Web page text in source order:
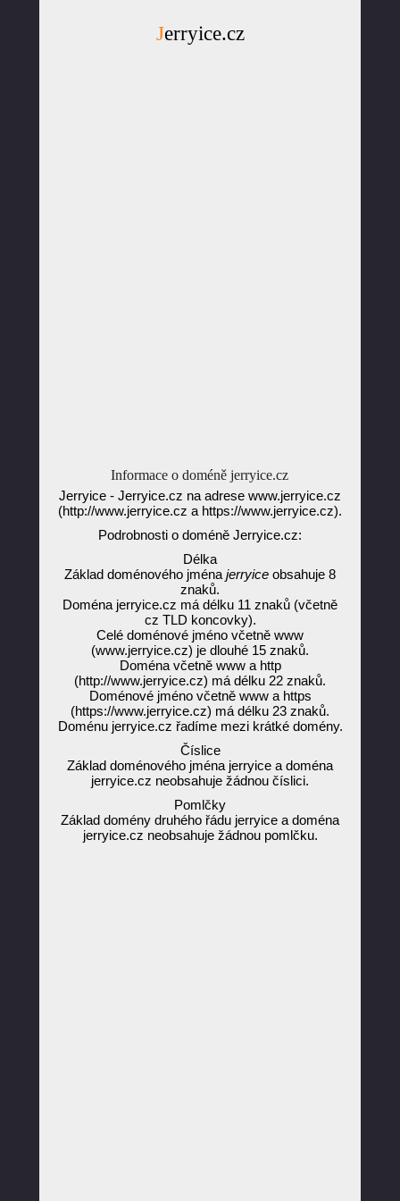
Jerryice.cz
Informace o doméně jerryice.cz
Jerryice - Jerryice.cz na adrese www.jerryice.cz
(http://www.jerryice.cz a https://www.jerryice.cz).
Podrobnosti o doméně Jerryice.cz:
Délka
Základ doménového jména jerryice obsahuje 8
znaků.
Doména jerryice.cz má délku 11 znaků (včetně
cz TLD koncovky).
Celé doménové jméno včetně www
(www.jerryice.cz) je dlouhé 15 znaků.
Doména včetně www a http
(http://www.jerryice.cz) má délku 22 znaků.
Doménové jméno včetně www a https
(https://www.jerryice.cz) má délku 23 znaků.
Doménu jerryice.cz řadíme mezi krátké domény.
Číslice
Základ doménového jména jerryice a doména
jerryice.cz neobsahuje žádnou číslici.
Pomlčky
Základ domény druhého řádu jerryice a doména
jerryice.cz neobsahuje žádnou pomlčku.